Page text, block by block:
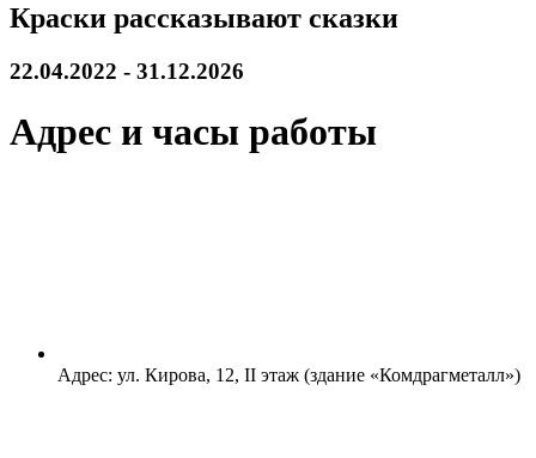
Краски рассказывают сказки
22.04.2022 - 31.12.2026
Адрес и часы работы
Адрес: ул. Кирова, 12, II этаж (здание «Комдрагметалл»)